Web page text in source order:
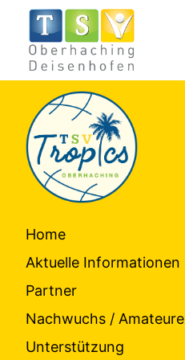
Home
Aktuelle Informationen
Partner
Nachwuchs / Amateure
Unterstützung